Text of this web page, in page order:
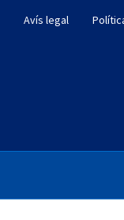
Avís legal